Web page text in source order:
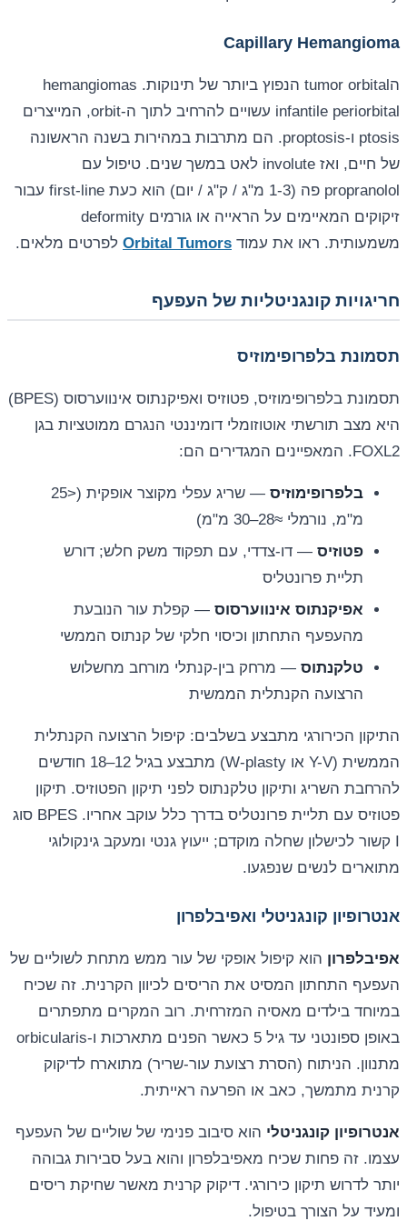
Capillary Hemangioma
הtumor orbital הנפוץ ביותר של תינוקות. hemangiomas
infantile periorbital עשויים להרחיב לתוך ה-orbit, המייצרים
ptosis ו-proptosis. הם מתרבות במהירות בשנה הראשונה
של חיים, ואז involute לאט במשך שנים. טיפול עם
propranolol פה (1-3 מ"ג / ק"ג / יום) הוא כעת first-line עבור
זיקוקים המאיימים על הראייה או גורמים deformity
משמעותית. ראו את עמוד Orbital Tumors לפרטים מלאים.
חריגויות קונגניטליות של העפעף
תסמונת בלפרופימוזיס
תסמונת בלפרופימוזיס, פטוזיס ואפיקנתוס אינווער‎סוס (BPES)
היא מצב תורשתי אוטוזומלי דומיננטי הנגרם ממוטציות בגן
FOXL2. המאפיינים המגדירים הם:
בלפרופימוזיס
— שריג עפלי מקוצר אופקית (<25
מ"מ, נורמלי ≈28–30 מ"מ)
פטוזיס — דו‏-צדדי, עם תפקוד משק חלש; דורש
תליית פרונטליס
אפיקנתוס אינווער‎סוס
— קפלת עור הנובעת
מהעפעף התחתון וכיסוי חלקי של קנתוס הממשי
טלקנתוס — מרחק בין-קנתלי מורחב מחשלוש
הרצועה הקנתלית הממשית
התיקון הכירורגי מתבצע בשלבים: קיפול הרצועה הקנתלית
הממשית (Y-V או W-plasty) מתבצע בגיל 12–18 חודשים
להרחבת השריג ותיקון טלקנתוס לפני תיקון הפטוזיס. תיקון
פטוזיס עם תליית פרונטליס בדרך כלל עוקב אחריו. BPES סוג
I קשור לכישלון שחלה מוקדם; ייעוץ גנטי ומעקב גינקולוגי
מתוארים לנשים שנפגעו.
אנטרופיון קונגניטלי ואפיבלפרון
אפיבלפרון הוא קיפול אופקי של עור ממש מתחת לשוליים של
העפעף התחתון המסיט את הריסים לכיוון הקרנית. זה שכיח
במיוחד בילדים מאסיה המזרחית. רוב המקרים מתפתרים
באופן ספונטני עד גיל 5 כאשר הפנים מתארכות ו-orbicularis
מתנוון. הניתוח (הסרת רצועת עור-שריר) מתוארח לדיקוק
קרנית מתמשך, כאב או הפרעה ראייתית.
אנטרופיון קונגניטלי הוא סיבוב פנימי של שוליים של העפעף
עצמו. זה פחות שכיח מאפיבלפרון והוא בעל סבירות גבוהה
יותר לדרוש תיקון כירורגי. דיקוק קרנית מאשר שחיקת ריסים
ומעיד על הצורך בטיפול.